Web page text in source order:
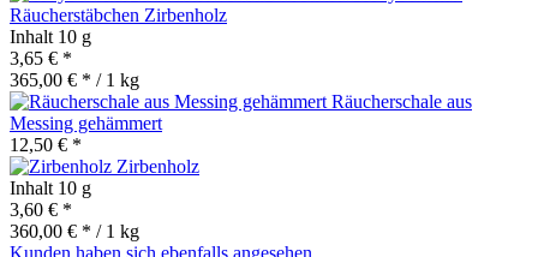
Räucherstäbchen Zirbenholz
Inhalt 10 g
3,65 € *
365,00 € * / 1 kg
Räucherschale aus
Messing gehämmert
12,50 € *
Zirbenholz
Inhalt 10 g
3,60 € *
360,00 € * / 1 kg
Kunden haben sich ebenfalls angesehen